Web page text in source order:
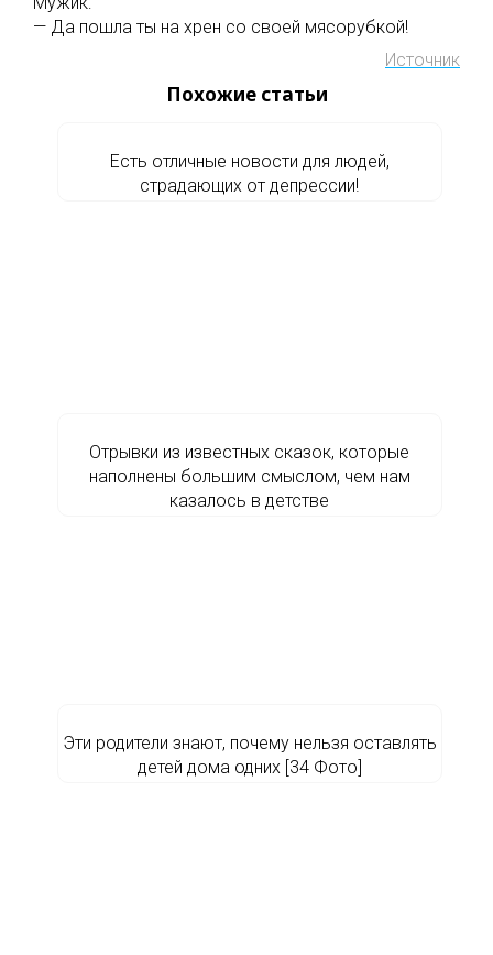
— Да пошла ты на хрен со своей мясорубкой!
Источник
Похожие статьи
Есть отличные новости для людей,
страдающих от депрессии!
Отрывки из известных сказок, которые
наполнены большим смыслом, чем нам
казалось в детстве
Эти родители знают, почему нельзя оставлять
детей дома одних [34 Фото]